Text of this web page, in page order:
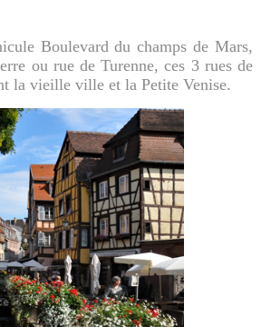
Boulevard du champs de Mars,
ou rue de Turenne, ces 3 rues de
la vieille ville et la Petite Venise.